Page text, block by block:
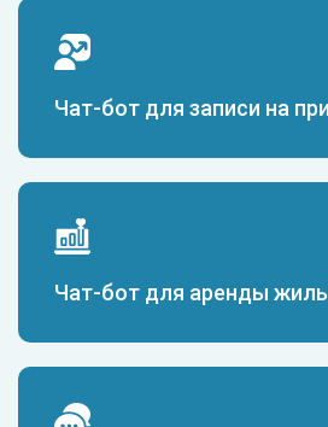
Чат-бот для записи на
Чат-бот для аренды